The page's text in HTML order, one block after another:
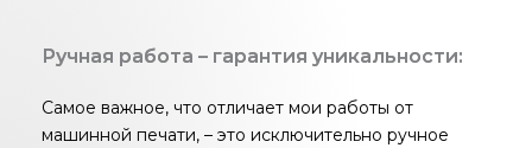
Ручная работа – гарантия уникальности:
Самое важное, что отличает мои работы от
машинной печати, – это исключительно ручное